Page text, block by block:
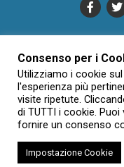
CONDIZIONI DI
Creative Commons
Consenso per i
Utilizziamo i cookie
l'esperienza più
visite ripetute.
di TUTTI i cookie.
fornire un consenso
Impostazione Cookie